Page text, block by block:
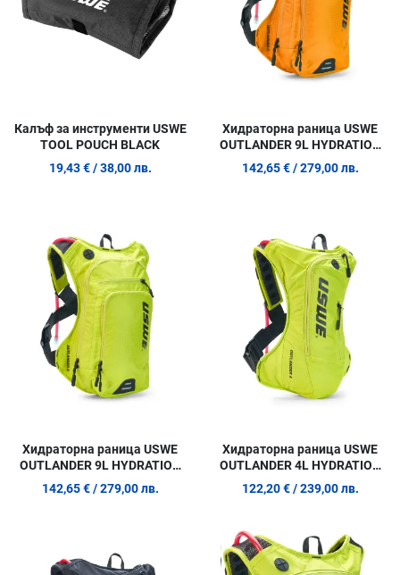
Калъф за инструменти USWE
TOOL POUCH BLACK
19,43 € / 38,00 лв.
Хидраторна раница USWE
OUTLANDER 9L HYDRATION
PACK ORANGE
142,65 € / 279,00 лв.
Сравни продукт
Хидраторна раница USWE
OUTLANDER 9L HYDRATION
PACK CRAZY YELLOW
142,65 € / 279,00 лв.
Хидраторна раница USWE
OUTLANDER 4L HYDRATION
PACK CRAZY YELLOW
122,20 € / 239,00 лв.
Добави в любими